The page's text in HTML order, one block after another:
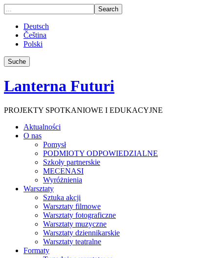
Deutsch
Čeština
Polski
Suche
Lanterna Futuri
PROJEKTY SPOTKANIOWE I EDUKACYJNE
Aktualności
O nas
Pomysł
PODMIOTY ODPOWIEDZIALNE
Szkoły partnerskie
MECENASI
Wyróżnienia
Warsztaty
Sztuka akcji
Warsztaty filmowe
Warsztaty fotograficzne
Warsztaty muzyczne
Warsztaty dziennikarskie
Warsztaty teatralne
Formaty